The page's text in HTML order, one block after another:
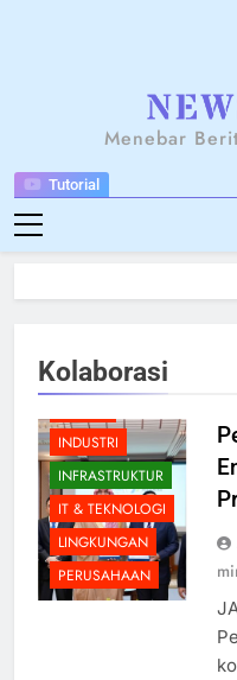
Tutorial
Menebar
Kolaborasi
BREAKING NEWS
INDUSTRI
INFRASTRUKTUR
IT & TEKNOLOGI
LINGKUNGAN
PERUSAHAAN